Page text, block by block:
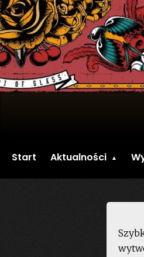
Start Aktualności